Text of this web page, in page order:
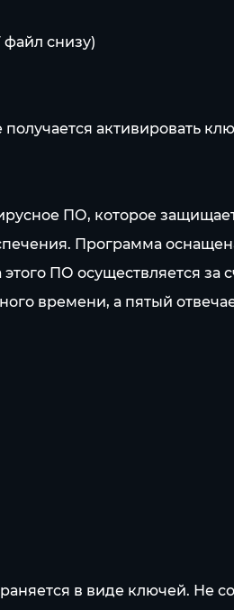
файл снизу)
активировать
ПО, которое
Программа
ПО осуществляется за
времени, а пятый
в виде ключей. Не